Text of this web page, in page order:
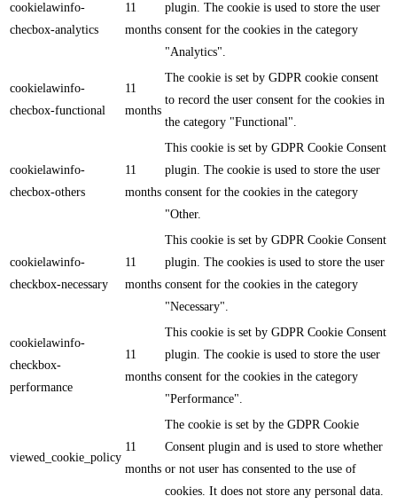
cookielawinfo-
checbox-analytics
11
months
plugin. The cookie is used to store the user
consent for the cookies in the category
"Analytics".
cookielawinfo-
checbox-functional
11
months
The cookie is set by GDPR cookie consent
to record the user consent for the cookies in
the category "Functional".
cookielawinfo-
checbox-others
11
months
This cookie is set by GDPR Cookie Consent
plugin. The cookie is used to store the user
consent for the cookies in the category
"Other.
cookielawinfo-
checkbox-necessary
11
months
This cookie is set by GDPR Cookie Consent
plugin. The cookies is used to store the user
consent for the cookies in the category
"Necessary".
cookielawinfo-
checkbox-
performance
11
months
This cookie is set by GDPR Cookie Consent
plugin. The cookie is used to store the user
consent for the cookies in the category
"Performance".
viewed_cookie_policy
11
months
The cookie is set by the GDPR Cookie
Consent plugin and is used to store whether
or not user has consented to the use of
cookies. It does not store any personal data.